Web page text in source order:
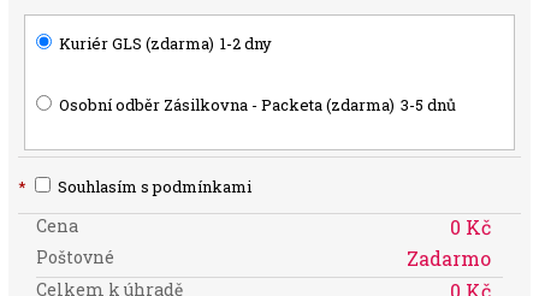
Kuriér GLS (zdarma) 1-2 dny
Osobní odběr Zásilkovna - Packeta (zdarma) 3-5 dnů
* Souhlasím s podmínkami
Cena 0 Kč
Poštovné Zadarmo
Celkem k úhradě 0 Kč